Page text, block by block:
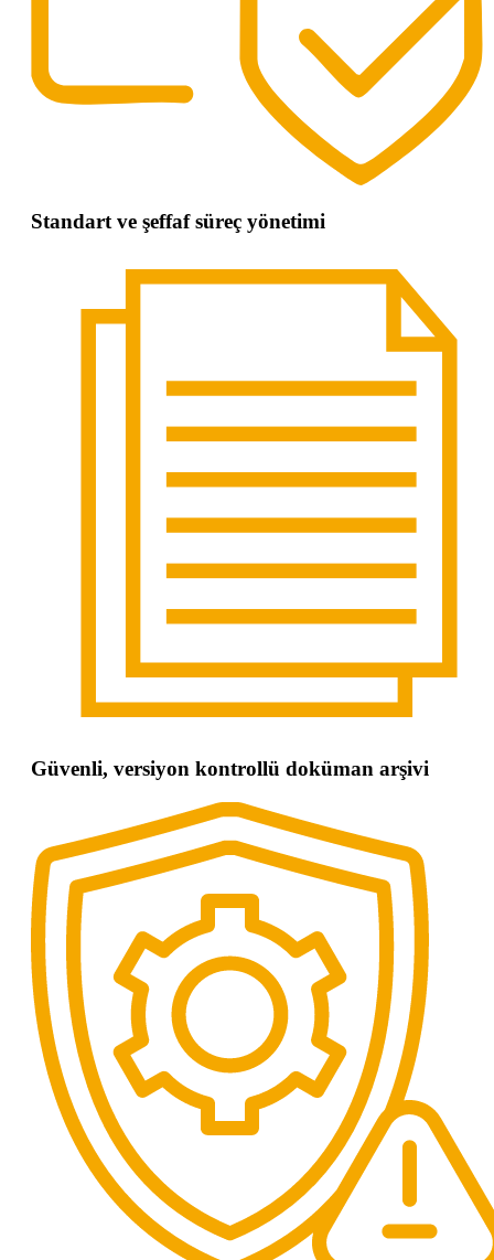
Standart ve şeffaf süreç yönetimi
Güvenli, versiyon kontrollü doküman arşivi